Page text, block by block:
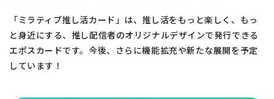
「ミラティブ推し活カード」は、推し活をもっと楽しく、もっ
と身近にする、推し配信者のオリジナルデザインで発行できる
エポスカードです。今後、さらに機能拡充や新たな展開を予定
しています！